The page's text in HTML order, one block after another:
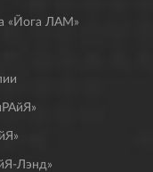
«Йога ЛАМ»
Лэнд»